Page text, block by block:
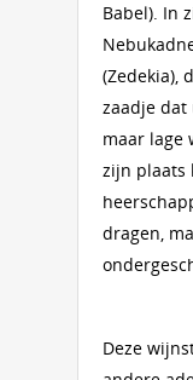
Babel). In
(Zedekia),
zaadje
maar lage
zijn plaats
dragen,
Deze